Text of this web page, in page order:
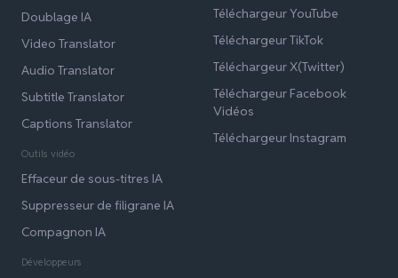
Doublage IA
Video Translator
Audio Translator
Subtitle Translator
Captions Translator
Outils vidéo
Effaceur de sous-titres IA
Suppresseur de filigrane IA
Compagnon IA
Développeurs
Téléchargeur YouTube
Téléchargeur TikTok
Téléchargeur X(Twitter)
Téléchargeur Facebook
Vidéos
Téléchargeur Instagram